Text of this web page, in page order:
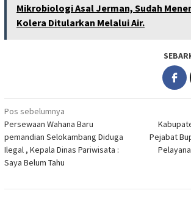
Mikrobiologi Asal Jerman, Sudah
Kolera Ditularkan Melalui Air.
Navigasi
pos
Pos sebelumnya
Persewaan Wahana Baru
pemandian Selokambang Diduga
Ilegal , Kepala Dinas Pariwisata :
Saya Belum Tahu
Pejabat